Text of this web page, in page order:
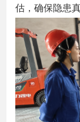
估，确保隐患